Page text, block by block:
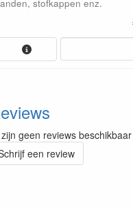
stofkappen enz.
geen reviews
een review